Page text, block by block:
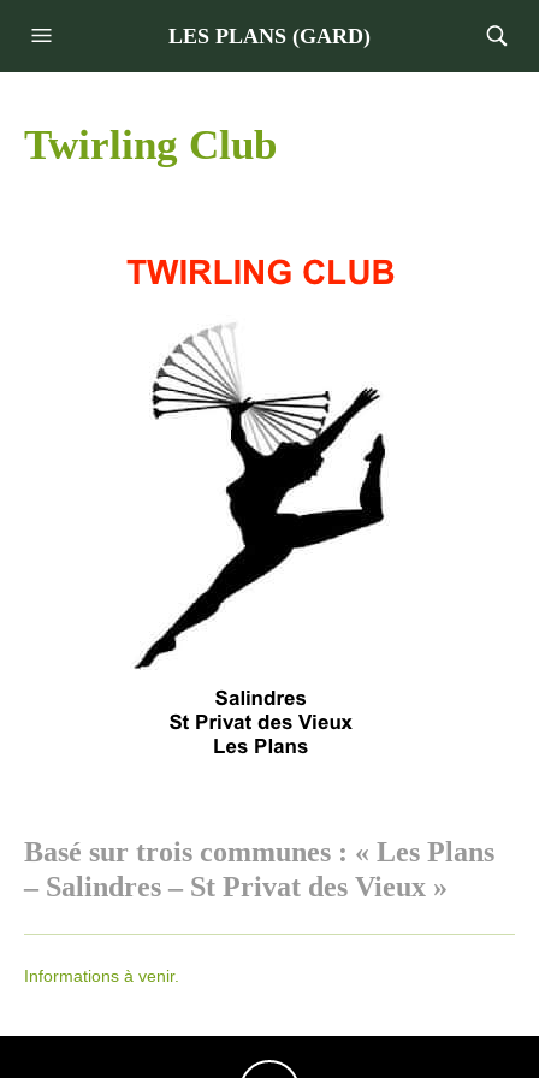
LES PLANS (GARD)
Twirling Club
Basé sur trois communes : « Les Plans
– Salindres – St Privat des Vieux »
Informations à venir.